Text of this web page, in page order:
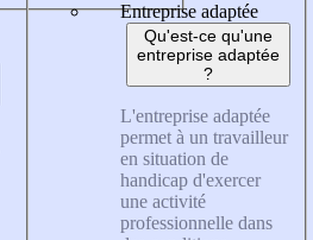
Entreprise adaptée
Qu'est-ce qu'une
entreprise adaptée
?
L'entreprise adaptée
permet à un travailleur
en situation de
handicap d'exercer
une activité
professionnelle dans